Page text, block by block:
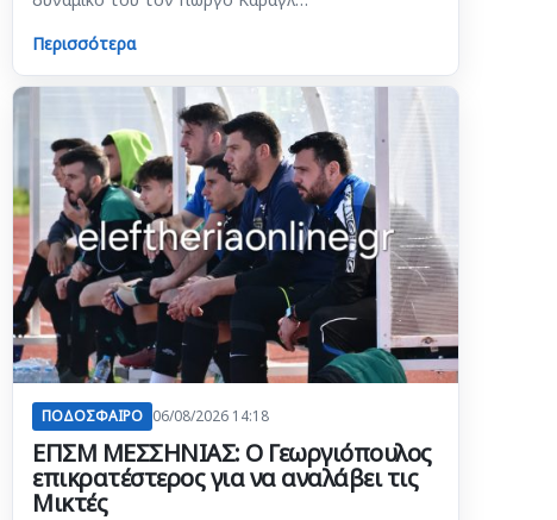
Περισσότερα
ΠΟΔΟΣΦΑΙΡΟ 06/08/2026 14:18
ΕΠΣΜ ΜΕΣΣΗΝΙΑΣ: Ο Γεωργιόπουλος
επικρατέστερος για να αναλάβει τις
Μικτές